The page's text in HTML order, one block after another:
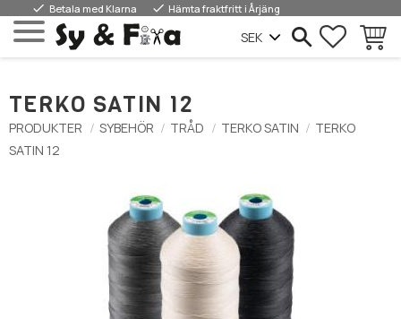
Meny
done Betala med Klarna done Hämta fraktfritt i Årjäng
TERKO SATIN 12
PRODUKTER SYBEHÖR TRÅD TERKO SATIN
TERKO
SATIN 12